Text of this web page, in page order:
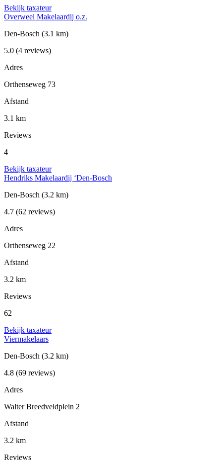
Bekijk taxateur
Overweel Makelaardij o.z.
Den-Bosch (3.1 km)
5.0 (4 reviews)
Adres
Orthenseweg 73
Afstand
3.1 km
Reviews
4
Bekijk taxateur
Hendriks Makelaardij ‘Den-Bosch
Den-Bosch (3.2 km)
4.7 (62 reviews)
Adres
Orthenseweg 22
Afstand
3.2 km
Reviews
62
Bekijk taxateur
Viermakelaars
Den-Bosch (3.2 km)
4.8 (69 reviews)
Adres
Walter Breedveldplein 2
Afstand
3.2 km
Reviews